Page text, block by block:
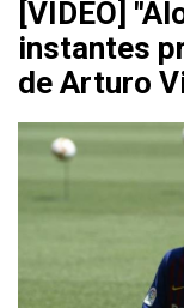
[VIDEO]
instantes
de Arturo